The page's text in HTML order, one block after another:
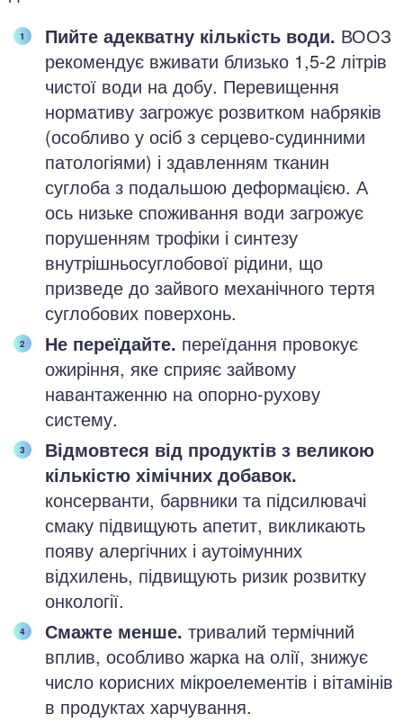
Пийте адекватну кількість води. ВООЗ
рекомендує вживати близько 1,5-2 літрів
чистої води на добу. Перевищення
нормативу загрожує розвитком набряків
(особливо у осіб з серцево-судинними
патологіями) і здавленням тканин
суглоба з подальшою деформацією. А
ось низьке споживання води загрожує
порушенням трофіки і синтезу
внутрішньосуглобової рідини, що
призведе до зайвого механічного тертя
суглобових поверхонь.
Не переїдайте. переїдання провокує
ожиріння, яке сприяє зайвому
навантаженню на опорно-рухову
систему.
Відмовтеся від продуктів з великою
кількістю хімічних добавок.
консерванти, барвники та підсилювачі
смаку підвищують апетит, викликають
появу алергічних і аутоімунних
відхилень, підвищують ризик розвитку
онкології.
Смажте менше. тривалий термічний
вплив, особливо жарка на олії, знижує
число корисних мікроелементів і вітамінів
в продуктах харчування.